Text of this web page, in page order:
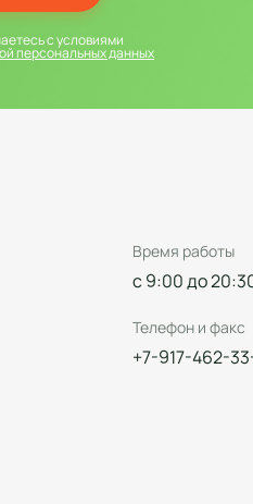
с условиями
персональных данных
Время работы
с 9:00 до
Телефон и факс
+7-917-462-